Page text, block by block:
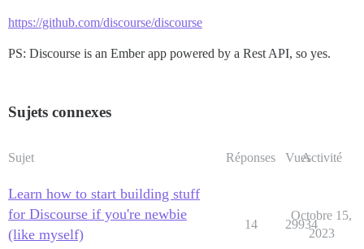
https://github.com/discourse/discourse
PS: Discourse is an Ember app powered by a Rest API, so yes.
Sujets connexes
Sujet Réponses VuesActivité
Learn how to start building stuff
for Discourse if you're newbie
(like myself)
14 29934
Octobre 15,
2023